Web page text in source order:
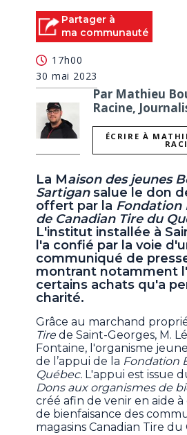
Partager à
ma communauté
17h00
30 mai 2023
Par Mathieu
Racine,
ÉCRIRE À
La Maison des jeunes
Sartigansalue le don
offert par la Fondation
de Canadian Tire du
L'institut installée à
l'a confié par la voie
communiqué de
montrant notamment
certains achats qu'a
charité.
Grâce au marchand
Tirede Saint-Georges, M.
Fontaine, l'organisme
de l’appui de la Fondation
Québec. L'appui est issue
Dons aux organismes de
créé afin de venir en aide à
de bienfaisance des
magasins Canadian Tire du